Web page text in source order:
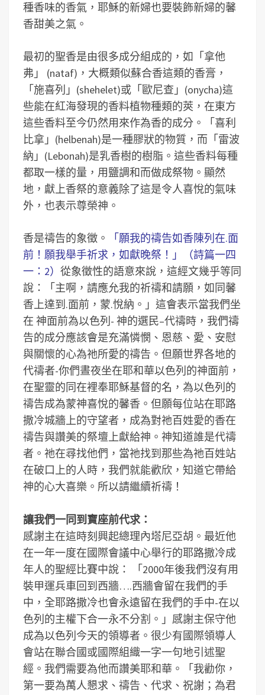
種香味的香氣，耶穌的新婦也要裝飾新婦的馨
香甜美之氣。
最初的聖香是由很多成分組成的，如「拿他
弗」 (nataf)，大概類似蘇合香這類的香膏，
「施喜列」(shehelet)或「歐尼查」(onycha)這
些能在紅海發現的香料植物種類的莢，在東方
這些香料至今仍然用來作為香的成分。「喜利
比拿」(helbenah)是一種膠狀的物質，而「雷波
納」(Lebonah)是乳香樹的樹脂。這些香料每種
都取一樣的量，用鹽調和而做成祭物。顯然
地，獻上香祭的意義除了這是令人喜悅的氣味
外，也表示尊榮神。
香是禱告的象徵。
「願我的禱告如香陳列在.面
前！願我舉手祈求，如獻晚祭！」（詩篇一四
一：2） 從象徵性的語意來說，這經文幾乎等同
說：「主啊，請應允我的祈禱和請願，如同馨
香上達到.面前，蒙.悅納。」這會表示當我們坐
在 神面前為以色列- 神的選民–代禱時，我們禱
告的成分應該會是充滿憐憫、恩慈、愛、安慰
與關懷的心為祂所愛的禱告。但願世界各地的
代禱者-你們晝夜坐在耶和華以色列的神面前，
在聖靈的同在裡奉耶穌基督的名，為以色列的
禱告成為蒙神喜悅的馨香。但願每位站在耶路
撒冷城牆上的守望者，成為對祂百姓愛的香在
禱告與讚美的祭壇上獻給神。神知道誰是代禱
者。祂在尋找他們，當祂找到那些為祂百姓站
在破口上的人時，我們就能歡欣，知道它帶給
神的心大喜樂。所以請繼續祈禱！
讓我們一同到寶座前代求：
感謝主在這時刻興起總理內塔尼亞胡。最近他
在一年一度在國際會議中心舉行的耶路撒冷成
年人的聖經比賽中說： 「2000年後我們沒有用
裝甲運兵車回到西牆….西牆會留在我們的手
中，全耶路撒冷也會永遠留在我們的手中-在以
色列的主權下合一永不分割。」感謝主保守他
成為以色列今天的領導者。很少有國際領導人
會站在聯合國或國際組織一字一句地引述聖
經。我們需要為他而讚美耶和華。「我勸你，
第一要為萬人懇求、禱告、代求、祝謝；為君